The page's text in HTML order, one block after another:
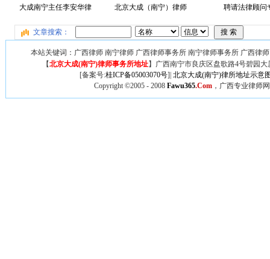
大成南宁主任李安华律 北京大成（南宁）律师 聘请法律顾问
文章搜索：
本站关键词：广西律师 南宁律师 广西律师事务所 南宁律师事务所 广西律
【北京大成(南宁)律师事务所地址】广西南宁市良庆区盘歌路4号碧园
[备案号:桂ICP备05003070号]| 北京大成(南宁)律所地址示意
Copyright ©2005 - 2008 Fawu365.Com，广西专业律师